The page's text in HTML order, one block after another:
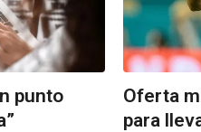
punto
Oferta
para